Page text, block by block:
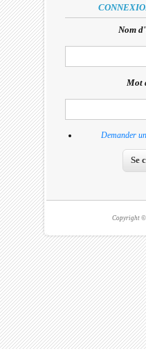
Nom
Mot
Demander
Copyright